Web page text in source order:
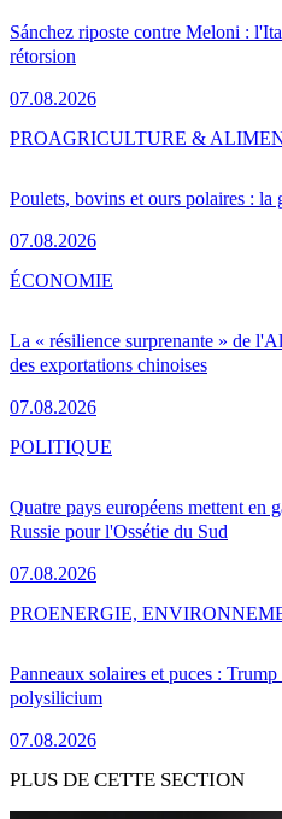
Sánchez riposte contre Meloni :
rétorsion
07.08.2026
Poulets, bovins et ours polaires : la
07.08.2026
PROAGRICULTURE &
La « résilience surprenante » de
des exportations chinoises
07.08.2026
ÉCONOMIE
Quatre pays européens mettent en
Russie pour l'Ossétie du Sud
07.08.2026
POLITIQUE
Panneaux solaires et puces :
polysilicium
07.08.2026
PROENERGIE,
PLUS DE CETTE SECTION